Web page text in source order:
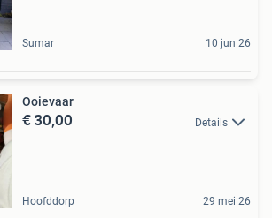
Sumar 10 jun 26
Ooievaar
€ 30,00 Details
Hoofddorp 29 mei 26